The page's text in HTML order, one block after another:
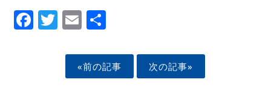
Facebook
Twitter
EmailShare
«前の記事 次の記事»